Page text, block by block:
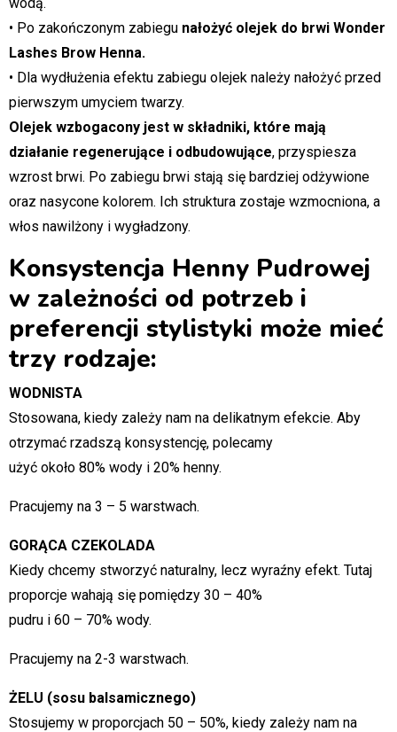
• Po zakończonym zabiegu nałożyć olejek do brwi Wonder
Lashes Brow Henna.
• Dla wydłużenia efektu zabiegu olejek należy nałożyć przed
pierwszym umyciem twarzy.
Olejek wzbogacony jest w składniki, które mają
działanie regenerujące i odbudowujące, przyspiesza
wzrost brwi. Po zabiegu brwi stają się bardziej odżywione
oraz nasycone kolorem. Ich struktura zostaje wzmocniona, a
włos nawilżony i wygładzony.
Konsystencja Henny Pudrowej
w zależności od potrzeb i
preferencji stylistyki może mieć
trzy rodzaje:
WODNISTA
Stosowana, kiedy zależy nam na delikatnym efekcie. Aby
otrzymać rzadszą konsystencję, polecamy
użyć około 80% wody i 20% henny.
Pracujemy na 3 – 5 warstwach.
GORĄCA CZEKOLADA
Kiedy chcemy stworzyć naturalny, lecz wyraźny efekt. Tutaj
proporcje wahają się pomiędzy 30 – 40%
pudru i 60 – 70% wody.
Pracujemy na 2-3 warstwach.
ŻELU (sosu balsamicznego)
Stosujemy w proporcjach 50 – 50%, kiedy zależy nam na